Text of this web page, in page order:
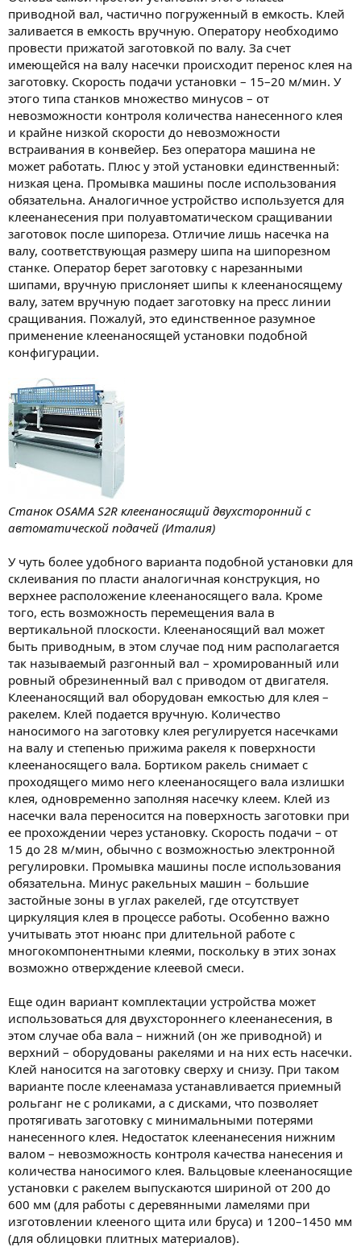
приводной вал, частично погруженный в емкость. Клей
заливается в емкость вручную. Оператору необходимо
провести прижатой заготовкой по валу. За счет
имеющейся на валу насечки происходит перенос клея на
заготовку. Скорость подачи установки – 15–20 м/мин. У
этого типа станков множество минусов – от
невозможности контроля количества нанесенного клея
и крайне низкой скорости до невозможности
встраивания в конвейер. Без оператора машина не
может работать. Плюс у этой установки единственный:
низкая цена. Промывка машины после использования
обязательна. Аналогичное устройство используется для
клеенанесения при полуавтоматическом сращивании
заготовок после шипореза. Отличие лишь насечка на
валу, соответствующая размеру шипа на шипорезном
станке. Оператор берет заготовку с нарезанными
шипами, вручную прислоняет шипы к клеенаносящему
валу, затем вручную подает заготовку на пресс линии
сращивания. Пожалуй, это единственное разумное
применение клеенаносящей установки подобной
конфигурации.
Станок OSAMA S2R клеенаносящий двухсторонний с
автоматической подачей (Италия)
У чуть более удобного варианта подобной установки для
склеивания по пласти аналогичная конструкция, но
верхнее расположение клеенаносящего вала. Кроме
того, есть возможность перемещения вала в
вертикальной плоскости. Клеенаносящий вал может
быть приводным, в этом случае под ним располагается
так называемый разгонный вал – хромированный или
ровный обрезиненный вал с приводом от двигателя.
Клеенаносящий вал оборудован емкостью для клея –
ракелем. Клей подается вручную. Количество
наносимого на заготовку клея регулируется насечками
на валу и степенью прижима ракеля к поверхности
клеенаносящего вала. Бортиком ракель снимает с
проходящего мимо него клеенаносящего вала излишки
клея, одновременно заполняя насечку клеем. Клей из
насечки вала переносится на поверхность заготовки при
ее прохождении через установку. Скорость подачи – от
15 до 28 м/мин, обычно с возможностью электронной
регулировки. Промывка машины после использования
обязательна. Минус ракельных машин – большие
застойные зоны в углах ракелей, где отсутствует
циркуляция клея в процессе работы. Особенно важно
учитывать этот нюанс при длительной работе с
многокомпонентными клеями, поскольку в этих зонах
возможно отверждение клеевой смеси.
Еще один вариант комплектации устройства может
использоваться для двухстороннего клеенанесения, в
этом случае оба вала – нижний (он же приводной) и
верхний – оборудованы ракелями и на них есть насечки.
Клей наносится на заготовку сверху и снизу. При таком
варианте после клеенамаза устанавливается приемный
рольганг не с роликами, а с дисками, что позволяет
протягивать заготовку с минимальными потерями
нанесенного клея. Недостаток клеенанесения нижним
валом – невозможность контроля качества нанесения и
количества наносимого клея. Вальцовые клеенаносящие
установки с ракелем выпускаются шириной от 200 до
600 мм (для работы с деревянными ламелями при
изготовлении клееного щита или бруса) и 1200–1450 мм
(для облицовки плитных материалов).